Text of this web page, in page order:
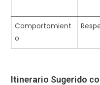
Comportamient
o
Itinerario Sugerido